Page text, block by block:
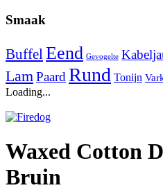
Smaak
BuffelEend Gevogelte
LamPaard Rund Tonijn
Loading...
Waxed Cotton
Bruin